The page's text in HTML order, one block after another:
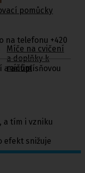
pomůcky
Míče na cvičení
a doplňky k
míčům
na telefonu +420
a antiplísňovou
a tím i vzniku
efekt snižuje